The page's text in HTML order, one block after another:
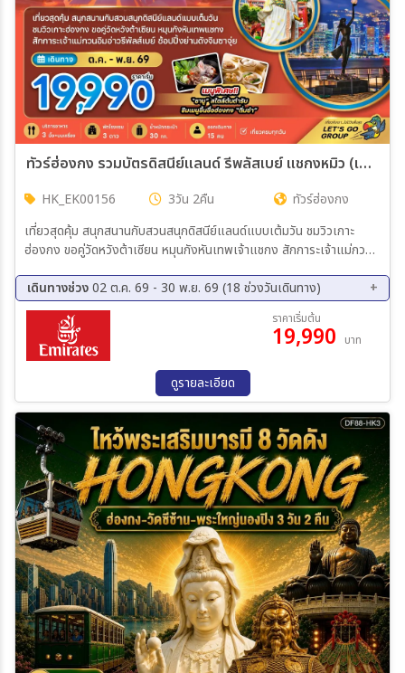
ทัวร์ฮ่องกง รวมบัตรดิสนีย์แลนด์ รีพลัสเบย์ แชกงหมิว (เที่ยวเต็ม) 3วัน 2คืน (EK)
HK_EK00156 3วัน 2คืน
ทัวร์ฮ่องกง
เที่ยวสุดคุ้ม สนุกสนานกับสวนสนุกดิสนีย์แลนด์แบบเต้มวัน ชมวิวเกาะ
ฮ่องกง ขอคู่วัดหวังต้าเซียน หมุนกังหันเทพเจ้าแชกง สักการะเจ้าแม่กวนอิ
เดินทางช่วง02 ต.ค. 69 - 30 พ.ย. 69 (18 ช่วงวันเดินทาง)
02 ต.ค. 69 - 04 ต.ค. 69
03 ต.ค. 69 - 05 ต.ค. 69
09 ต.ค. 69 - 11 ต.ค. 69
10 ต.ค. 69 - 12 ต.ค. 69
16 ต.ค. 69 - 18 ต.ค. 69
17 ต.ค. 69 - 19 ต.ค. 69
24 ต.ค. 69 - 26 ต.ค. 69
31 ต.ค. 69 - 02 พ.ย. 69
06 พ.ย. 69 - 08 พ.ย. 69
07 พ.ย. 69 - 09 พ.ย. 69
13 พ.ย. 69 - 15 พ.ย. 69
14 พ.ย. 69 - 16 พ.ย. 69
20 พ.ย. 69 - 22 พ.ย. 69
21 พ.ย. 69 - 23 พ.ย. 69
27 พ.ย. 69 - 29 พ.ย. 69
28 พ.ย. 69 - 30 พ.ย. 69
ราคาเริ่มต้น
19,990 บาท
ดูรายละเอียด